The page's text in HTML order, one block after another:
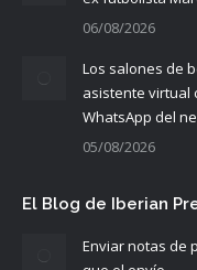
06/08/2026
Los salones de
asistente virtual
WhatsApp del
05/08/2026
El Blog de Iberian
Enviar notas de